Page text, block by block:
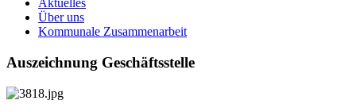
Aktuelles
Über uns
Kommunale Zusammenarbeit
Auszeichnung Geschäftsstelle